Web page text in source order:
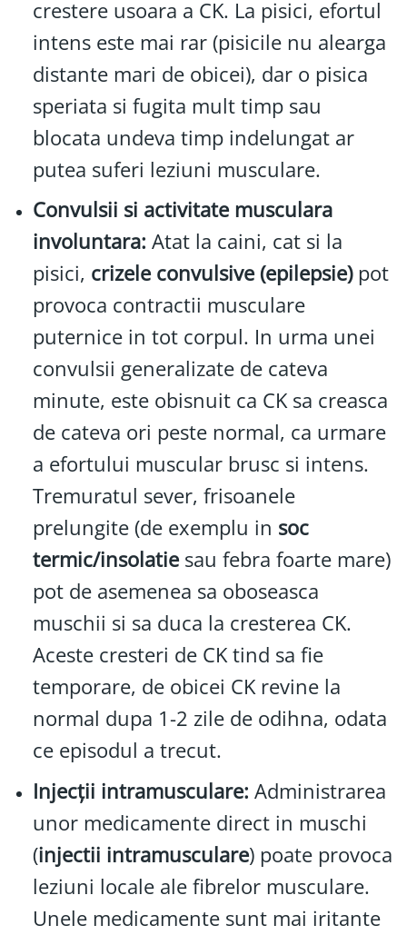
crestere usoara a CK. La pisici, efortul
intens este mai rar (pisicile nu alearga
distante mari de obicei), dar o pisica
speriata si fugita mult timp sau
blocata undeva timp indelungat ar
putea suferi leziuni musculare.
Convulsii si activitate musculara
involuntara: Atat la caini, cat si la
pisici, crizele convulsive (epilepsie)pot
provoca contractii musculare
puternice in tot corpul. In urma unei
convulsii generalizate de cateva
minute, este obisnuit ca CK sa creasca
de cateva ori peste normal, ca urmare
a efortului muscular brusc si intens.
Tremuratul sever, frisoanele
prelungite (de exemplu in soc
termic/insolatiesau febra foarte mare)
pot de asemenea sa oboseasca
muschii si sa duca la cresterea CK.
Aceste cresteri de CK tind sa fie
temporare, de obicei CK revine la
normal dupa 1-2 zile de odihna, odata
ce episodul a trecut.
Injecții intramusculare: Administrarea
unor medicamente direct in muschi
(injectii intramusculare) poate provoca
leziuni locale ale fibrelor musculare.
Unele medicamente sunt mai iritante